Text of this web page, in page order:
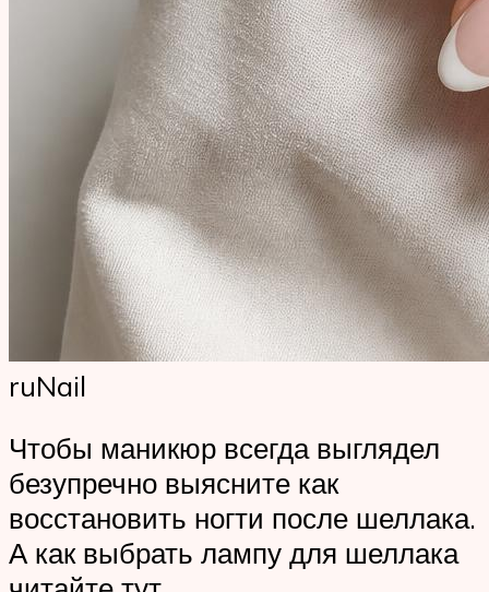
ruNail
Чтобы маникюр всегда выглядел
безупречно выясните как
восстановить ногти после шеллака.
А как выбрать лампу для шеллака